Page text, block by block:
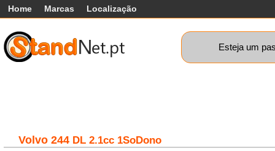
Home Marcas Localização
Esteja um
Volvo 244 DL 2.1cc 1SoDono